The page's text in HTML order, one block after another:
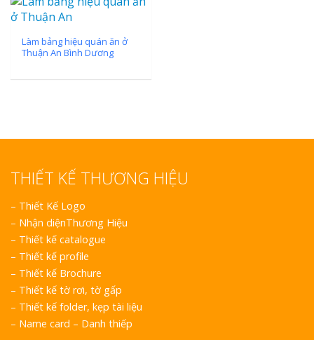
Làm bảng hiệu quán ăn ở
Thuận An Bình Dương
THIẾT KẾ THƯƠNG HIỆU
– Thiết Kế Logo
– Nhận diệnThương Hiệu
– Thiết kế catalogue
– Thiết kế profile
– Thiết kế Brochure
– Thiết kế tờ rơi, tờ gấp
– Thiết kế folder, kẹp tài liệu
– Name card – Danh thiếp